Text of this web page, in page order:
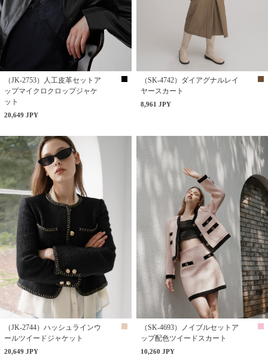
（JK-2753）人工皮革セットア
ップマイクロクロップジャケ
ット
20,649 JPY
（SK-4742）ダイアグナルレイ
ヤースカート
8,961 JPY
（JK-2744）ハッシュラインウ
ールツイードジャケット
20,649 JPY
（SK-4693）ノイブルセットア
ップ配色ツイードスカート
10,260 JPY